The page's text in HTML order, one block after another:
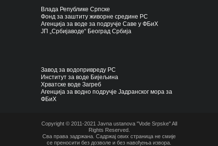
Влада Републике Српске
Фонд за заштиту живорне средине РС
Агенција за воде за подручје Саве у ФБиХ
ЈП „Србијаводе“ Београд Србија
Завод за водопривреду РС
Институт за воде Бијељина
Хрватске воде Загреб
Агенција за водно подручје Јадранског мора за
ФБиХ
Copyright © 2011-2021 Javna ustanova "Vode Srpske" All
Rights Reserved.
Сва права задржана. Садржај ових страница не смије
се преносити без дозволе и без навођења извора.